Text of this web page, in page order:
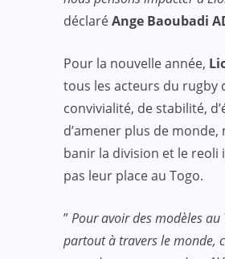
déclaréAnge Baoubadi
Pour la nouvelle année,
tous les acteurs du rugby
convivialité, de stabilité,
d’amener plus de
banir la division et le
pas leur place au Togo.
”Pour avoir des modèles
partout à travers le monde,